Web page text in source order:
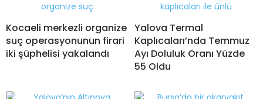
Kocaeli merkezli organize
suç operasyonunun firari
iki şüphelisi yakalandı
Yalova Termal
Kaplıcaları’nda Temmuz
Ayı Doluluk Oranı Yüzde
55 Oldu